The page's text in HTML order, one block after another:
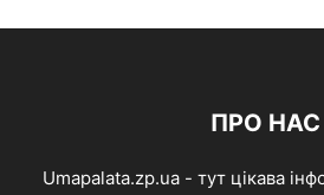
ПРО НАС
Umapalata.zp.ua - тут цікава